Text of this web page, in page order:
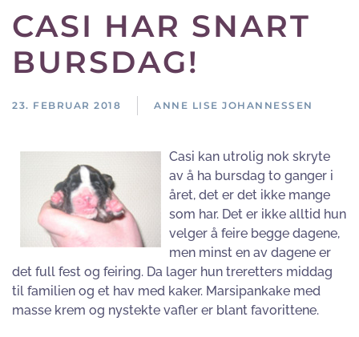
CASI HAR SNART
BURSDAG!
23. FEBRUAR 2018 ANNE LISE JOHANNESSEN
Casi kan utrolig nok skryte
av å ha bursdag to ganger i
året, det er det ikke mange
som har. Det er ikke alltid hun
velger å feire begge dagene,
men minst en av dagene er
det full fest og feiring. Da lager hun treretters middag
til familien og et hav med kaker. Marsipankake med
masse krem og nystekte vafler er blant favorittene.